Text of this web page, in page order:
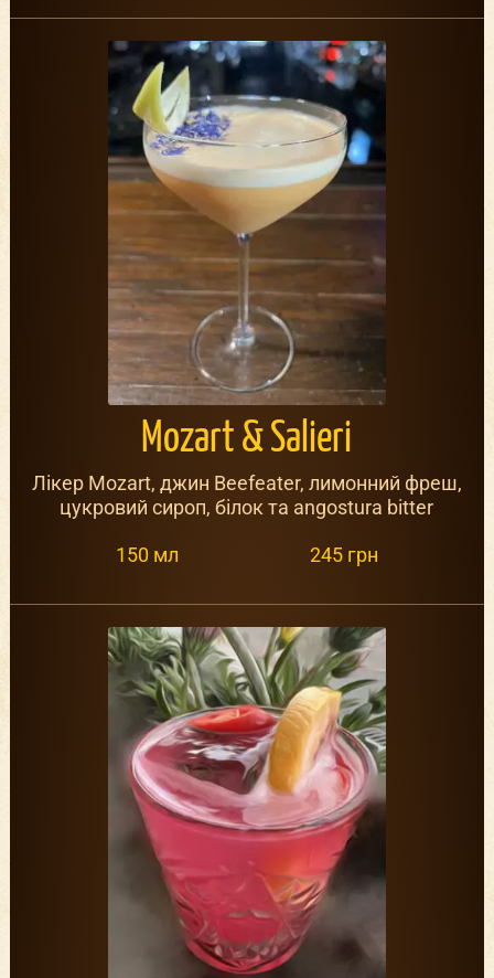
Mozart & Salieri
Лікер Mozart, джин Beefeater, лимонний фреш,
цукровий сироп, білок та angostura bitter
150 мл 245 грн